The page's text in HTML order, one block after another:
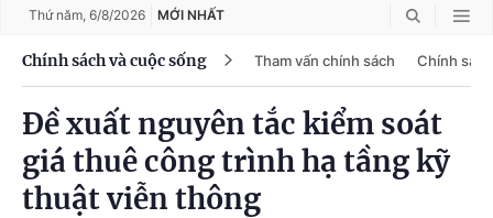
Thứ năm, 6/8/2026 MỚI NHẤT
Chính sách và cuộc sống Tham vấn chính sách Chính
Đề xuất nguyên tắc kiểm soát
giá thuê công trình hạ tầng kỹ
thuật viễn thông